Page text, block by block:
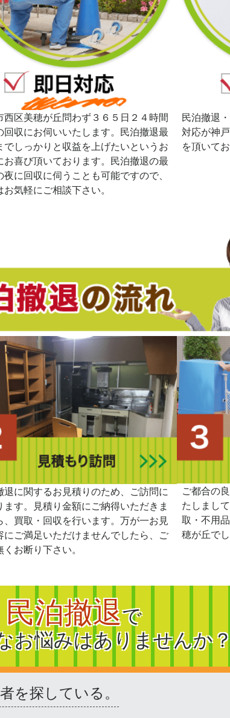
西区美穂が丘問わず３６５日２４時間
回収にお伺いいたします。民泊撤退最
でしっかりと収益を上げたいというお
お喜び頂いております。民泊撤退の最
夜に回収に伺うことも可能ですので、
お気軽にご相談下さい。
民泊撤退
対応が神
を頂いてお
退に関するお見積りのため、ご訪問に
ます。見積り金額にご納得いただきま
、買取・回収を行います。万が一お見
にご満足いただけませんでしたら、ご
くお断り下さい。
ご都合の
たしまし
取・不用
穂が丘で
民泊撤退で
お悩みはありませんか？
を探している。